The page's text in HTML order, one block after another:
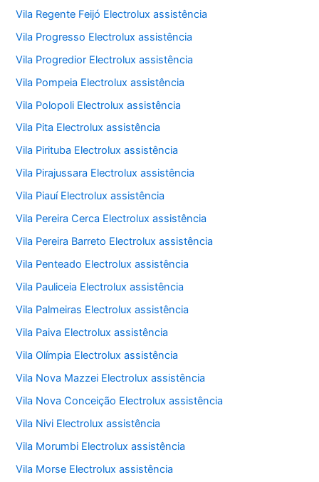
Vila Regente Feijó Electrolux assistência
Vila Progresso Electrolux assistência
Vila Progredior Electrolux assistência
Vila Pompeia Electrolux assistência
Vila Polopoli Electrolux assistência
Vila Pita Electrolux assistência
Vila Pirituba Electrolux assistência
Vila Pirajussara Electrolux assistência
Vila Piauí Electrolux assistência
Vila Pereira Cerca Electrolux assistência
Vila Pereira Barreto Electrolux assistência
Vila Penteado Electrolux assistência
Vila Pauliceia Electrolux assistência
Vila Palmeiras Electrolux assistência
Vila Paiva Electrolux assistência
Vila Olímpia Electrolux assistência
Vila Nova Mazzei Electrolux assistência
Vila Nova Conceição Electrolux assistência
Vila Nivi Electrolux assistência
Vila Morumbi Electrolux assistência
Vila Morse Electrolux assistência